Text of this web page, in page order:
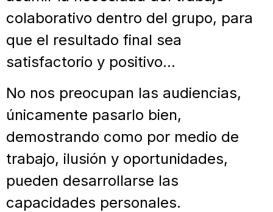
colaborativo dentro del grupo, para
que el resultado final sea
satisfactorio y positivo…
No nos preocupan las audiencias,
únicamente pasarlo bien,
demostrando como por medio de
trabajo, ilusión y oportunidades,
pueden desarrollarse las
capacidades personales.